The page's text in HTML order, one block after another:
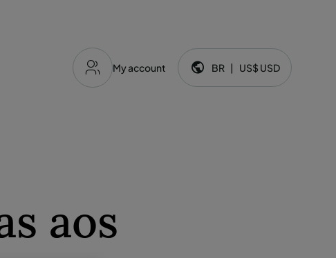
My account Idioma e moeda:
BR US$ USD
aos